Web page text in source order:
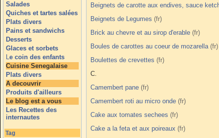
Salades
Quiches et tartes salées
Plats divers
Pains et sandwichs
Desserts
Glaces et sorbets
Le coin des enfants
Cuisine Senegalaise
Plats divers
A decouvrir
Produits d'ailleurs
Le blog est a vous
Les Recettes des
internautes
Tag
Beignets de carotte aux endives, sauce
Beignets de Legumes
Brick au chevre et au sirop d'erable
Boules de carottes au coeur de mozarella
Boulettes de crevettes
C.
Camembert pane
Camembert roti au micro onde
Cake aux tomates sechees
Cake a la feta et aux poireaux